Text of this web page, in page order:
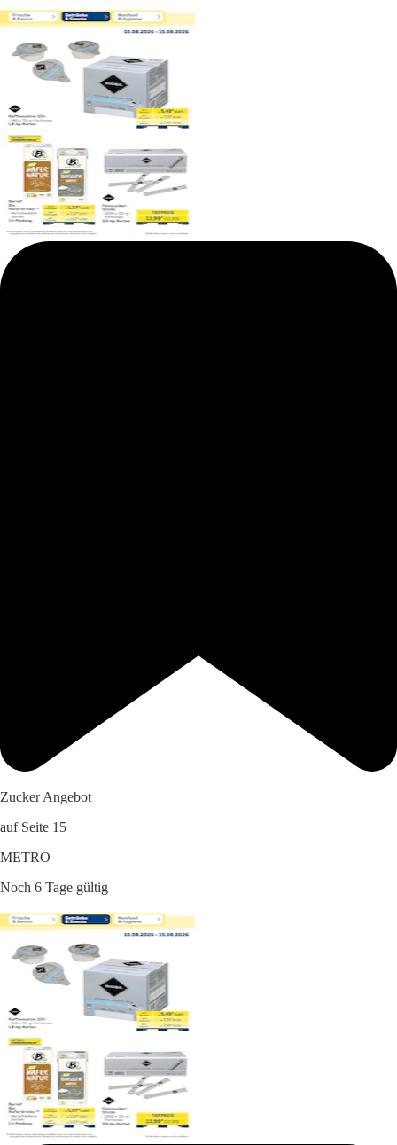
Zucker Angebot
auf Seite 15
METRO
Noch 6 Tage gültig